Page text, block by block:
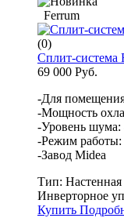
Ferrum
(0)
Сплит-система
69 000 Руб.
-Для
-Мощность
-Уровень шума:
-Режим работы:
-Завод Midea
Тип:
Инверторное
Купить